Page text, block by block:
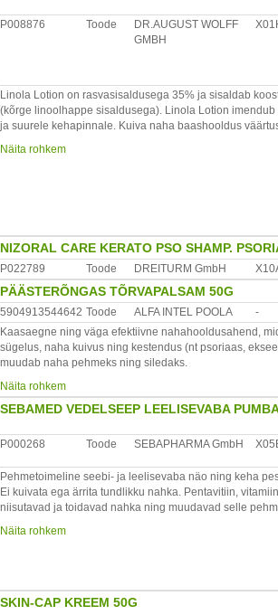
P008876 Toode
DR.AUGUST WOLFF
GMBH
Linola Lotion on rasvasisaldusega 35% ja sisaldab
(kõrge linoolhappe sisaldusega). Linola Lotion
ja suurele kehapinnale. Kuiva naha baashooldus
Sobib kuiva ja koormatud naha igapäevaseks
Näita rohkem
NIZORAL CARE KERATO PSO SHAMP.
P022789 Toode DREITURM GmbH
PÄÄSTERÕNGAS TÕRVAPALSAM 50G
5904913544642 Toode ALFA INTEL POOLA
-
Kaasaegne ning väga efektiivne nahahooldusahend,
sügelus, naha kuivus ning kestendus (nt psoriaas,
muudab naha pehmeks ning siledaks.
Maaletooja: OÜ Rekvi, Punane 56b, 13619 Tallinn,
Näita rohkem
SEBAMED VEDELSEEP LEELISEVABA
P000268 Toode SEBAPHARMA GmbH
Pehmetoimeline seebi- ja leelisevaba näo ning keha
Ei kuivata ega ärrita tundlikku nahka. Pentavitiin,
niisutavad ja toidavad nahka ning muudavad selle
kahjulike keskkonnamõjude eest. Dermatoloogiliselt
dušši all käimine on paratamatu.
Näita rohkem
SKIN-CAP KREEM 50G